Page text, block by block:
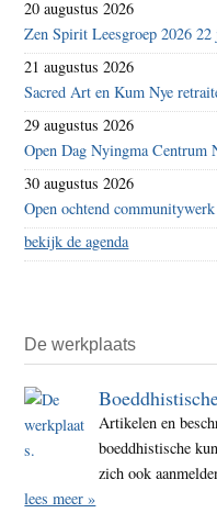
20 augustus 2026
Zen Spirit Leesgroep 2026
21 augustus 2026
Sacred Art en Kum Nye
29 augustus 2026
Open Dag Nyingma Centrum
30 augustus 2026
Open ochtend
bekijk de agenda
De werkplaats
Artikelen en
boeddhistische
zich ook
lees meer »